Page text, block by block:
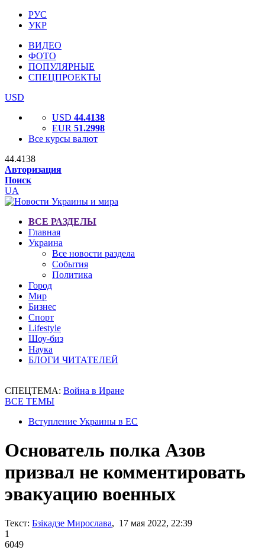
РУС
УКР
ВИДЕО
ФОТО
ПОПУЛЯРНЫЕ
СПЕЦПРОЕКТЫ
USD
USD 44.4138
EUR 51.2998
Все курсы валют
44.4138
Авторизация
Поиск
UA
ВСЕ РАЗДЕЛЫ
Главная
Украина
Все новости раздела
События
Политика
Город
Мир
Бизнес
Спорт
Lifestyle
Шоу-биз
Наука
БЛОГИ ЧИТАТЕЛЕЙ
СПЕЦТЕМА: Война в Иране
ВСЕ ТЕМЫ
Вступление Украины в ЕС
Основатель полка Азов
призвал не комментировать
эвакуацию военных
Текст: Бзікадзе Мирослава, 17 мая 2022, 22:39
1
6049